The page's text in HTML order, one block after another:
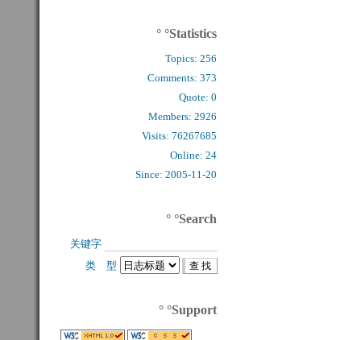
° °Statistics
Topics:256
Comments: 373
Quote: 0
Members: 2926
Visits: 76267685
Online: 24
Since: 2005-11-20
° °Search
关键字
类 型
° °Support